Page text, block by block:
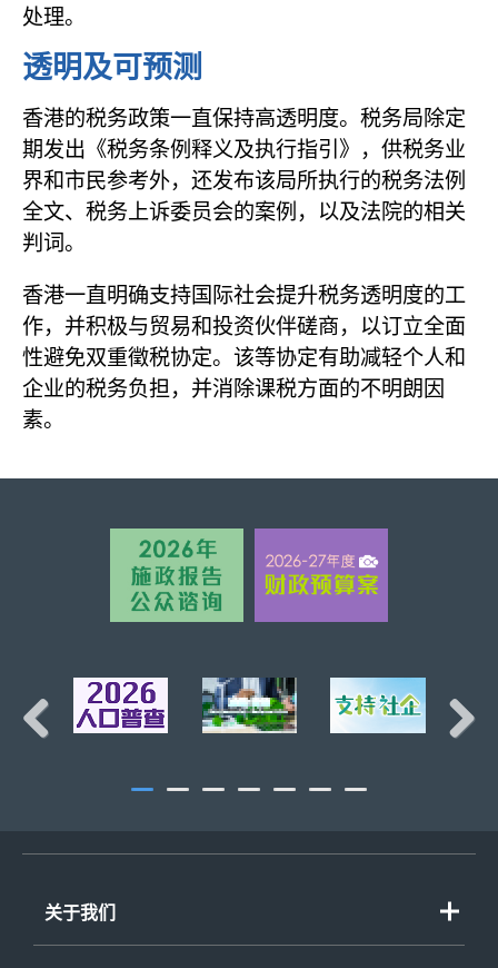
处理。
透明及可预测
香港的税务政策一直保持高透明度。税务局除定
期发出《税务条例释义及执行指引》，供税务业
界和市民参考外，还发布该局所执行的税务法例
全文、税务上诉委员会的案例，以及法院的相关
判词。
香港一直明确支持国际社会提升税务透明度的工
作，并积极与贸易和投资伙伴磋商，以订立全面
性避免双重徵税协定。该等协定有助减轻个人和
企业的税务负担，并消除课税方面的不明朗因
素。
页首
关于我们